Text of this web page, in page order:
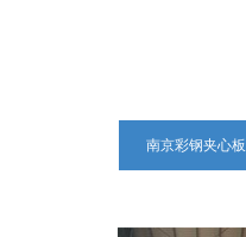
南京彩钢夹心板